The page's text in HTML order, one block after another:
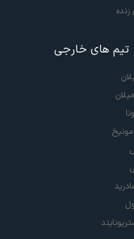
تیم های خارجی
مونیخ